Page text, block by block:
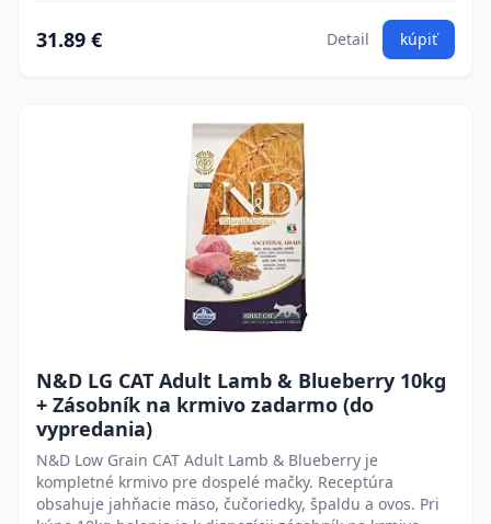
31.89 € Detail kúpiť
N&D LG CAT Adult Lamb & Blueberry 10kg
+ Zásobník na krmivo zadarmo (do
vypredania)
N&D Low Grain CAT Adult Lamb & Blueberry je
kompletné krmivo pre dospelé mačky. Receptúra
obsahuje jahňacie mäso, čučoriedky, špaldu a ovos. Pri